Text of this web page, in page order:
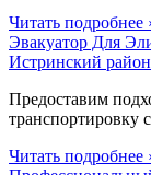
Читать подробнее
Эвакуатор Для
Истринский район
Предоставим
транспортировку
Читать подробнее